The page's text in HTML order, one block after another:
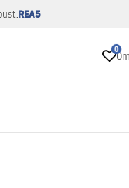
REA5
0